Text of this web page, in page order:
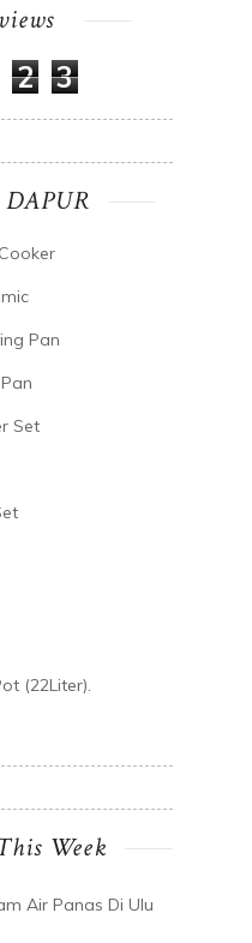
2 3
Pan
Set
(22Liter).
Week
Air Panas Di Ulu